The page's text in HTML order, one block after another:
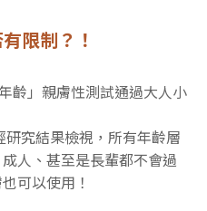
限制？！
齡」親膚性測試通過大人小
研究結果檢視，所有年齡層
人、甚至是長輩都不會過
可以使用！